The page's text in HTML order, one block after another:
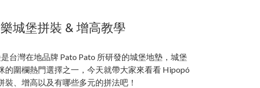
城堡拼裝 & 增高教學
台灣在地品牌 Pato Pato 所研發的城堡地墊，城堡
的圍欄熱門選擇之一，今天就帶大家來看看 Hipopó
裝、增高以及有哪些多元的拼法吧！